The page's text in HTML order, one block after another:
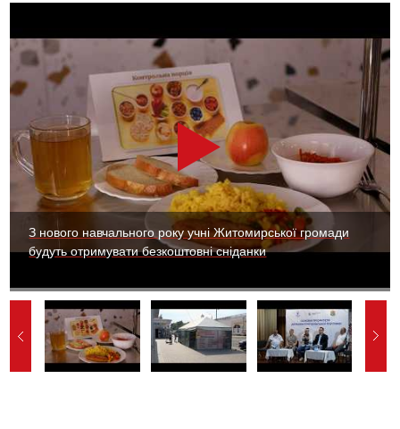
З нового навчального року учні Житомирської громади
будуть отримувати безкоштовні сніданки